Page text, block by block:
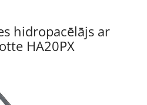
hidropacēlājs ar
HA20PX